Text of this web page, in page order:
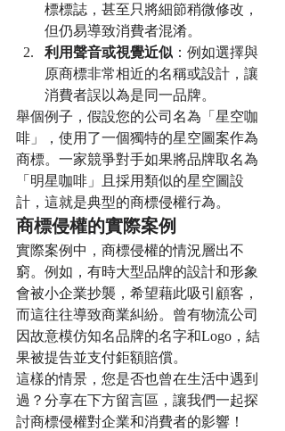
標標誌，甚至只將細節稍微修改，
但仍易導致消費者混淆。
利用聲音或視覺近似 ：例如選擇與
原商標非常相近的名稱或設計，讓
消費者誤以為是同一品牌。
舉個例子，假設您的公司名為「星空咖
啡」，使用了一個獨特的星空圖案作為
商標。一家競爭對手如果將品牌取名為
「明星咖啡」且採用類似的星空圖設
計，這就是典型的商標侵權行為。
商標侵權的實際案例
實際案例中，商標侵權的情況層出不
窮。例如，有時大型品牌的設計和形象
會被小企業抄襲，希望藉此吸引顧客，
而這往往導致商業糾紛。曾有物流公司
因故意模仿知名品牌的名字和Logo，結
果被提告並支付鉅額賠償。
這樣的情景，您是否也曾在生活中遇到
過？分享在下方留言區，讓我們一起探
討商標侵權對企業和消費者的影響！